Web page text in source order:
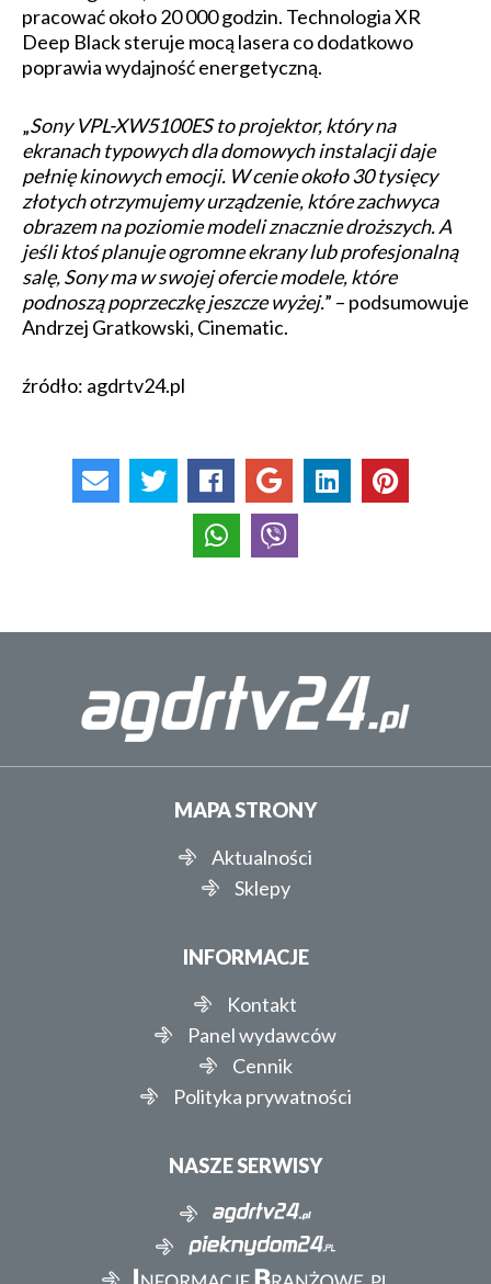
pracować około 20 000 godzin. Technologia XR
Deep Black steruje mocą lasera co dodatkowo
poprawia wydajność energetyczną.
„Sony VPL-XW5100ES to projektor, który na
ekranach typowych dla domowych instalacji daje
pełnię kinowych emocji. W cenie około 30 tysięcy
złotych otrzymujemy urządzenie, które zachwyca
obrazem na poziomie modeli znacznie droższych. A
jeśli ktoś planuje ogromne ekrany lub profesjonalną
salę, Sony ma w swojej ofercie modele, które
podnoszą poprzeczkę jeszcze wyżej.” – podsumowuje
Andrzej Gratkowski, Cinematic.
źródło: agdrtv24.pl
MAPA STRONY
Aktualności
Sklepy
INFORMACJE
Kontakt
Panel wydawców
Cennik
Polityka prywatności
NASZE SERWISY